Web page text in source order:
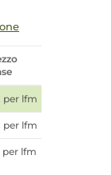
per lfm
per lfm
per lfm